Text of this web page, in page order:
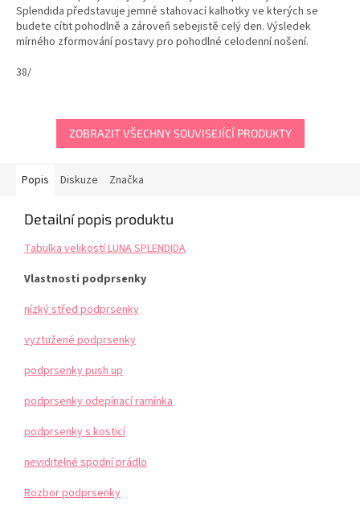
Splendida představuje jemné stahovací kalhotky ve kterých se
budete cítit pohodlně a zároveň sebejistě celý den. Výsledek
mírného zformování postavy pro pohodlné celodenní nošení.
38/
ZOBRAZIT VŠECHNY SOUVISEJÍCÍ PRODUKTY
Popis Diskuze Značka
Detailní popis produktu
Tabulka velikostí LUNA SPLENDIDA
Vlastnosti podprsenky
nízký střed podprsenky
vyztužené podprsenky
podprsenky push up
podprsenky odepínací ramínka
podprsenky s kosticí
neviditelné spodní prádlo
Rozbor podprsenky